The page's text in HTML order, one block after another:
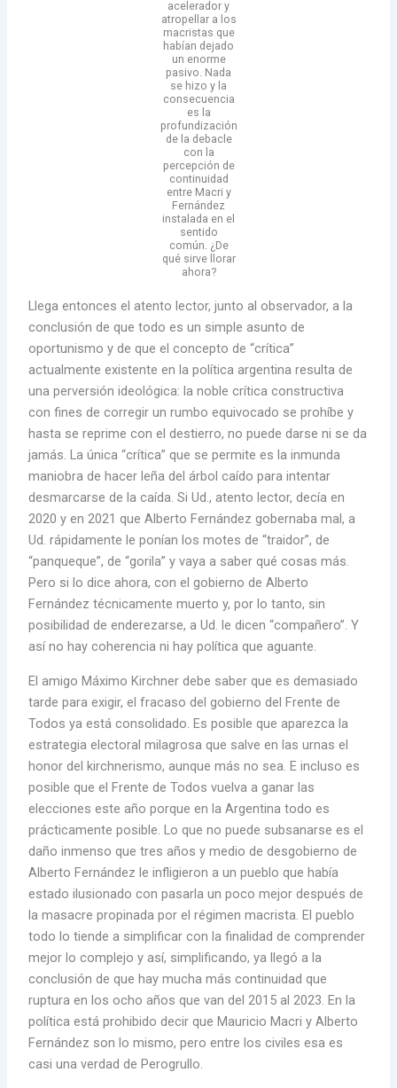
acelerador y
atropellar a los
macristas que
habían dejado
un enorme
pasivo. Nada
se hizo y la
consecuencia
es la
profundización
de la debacle
con la
percepción de
continuidad
entre Macri y
Fernández
instalada en el
sentido
común. ¿De
qué sirve llorar
ahora?
Llega entonces el atento lector, junto al observador, a la
conclusión de que todo es un simple asunto de
oportunismo y de que el concepto de “crítica”
actualmente existente en la política argentina resulta de
una perversión ideológica: la noble crítica constructiva
con fines de corregir un rumbo equivocado se prohíbe y
hasta se reprime con el destierro, no puede darse ni se da
jamás. La única “crítica” que se permite es la inmunda
maniobra de hacer leña del árbol caído para intentar
desmarcarse de la caída. Si Ud., atento lector, decía en
2020 y en 2021 que Alberto Fernández gobernaba mal, a
Ud. rápidamente le ponían los motes de “traidor”, de
“panqueque”, de “gorila” y vaya a saber qué cosas más.
Pero si lo dice ahora, con el gobierno de Alberto
Fernández técnicamente muerto y, por lo tanto, sin
posibilidad de enderezarse, a Ud. le dicen “compañero”. Y
así no hay coherencia ni hay política que aguante.
El amigo Máximo Kirchner debe saber que es demasiado
tarde para exigir, el fracaso del gobierno del Frente de
Todos ya está consolidado. Es posible que aparezca la
estrategia electoral milagrosa que salve en las urnas el
honor del kirchnerismo, aunque más no sea. E incluso es
posible que el Frente de Todos vuelva a ganar las
elecciones este año porque en la Argentina todo es
prácticamente posible. Lo que no puede subsanarse es el
daño inmenso que tres años y medio de desgobierno de
Alberto Fernández le infligieron a un pueblo que había
estado ilusionado con pasarla un poco mejor después de
la masacre propinada por el régimen macrista. El pueblo
todo lo tiende a simplificar con la finalidad de comprender
mejor lo complejo y así, simplificando, ya llegó a la
conclusión de que hay mucha más continuidad que
ruptura en los ocho años que van del 2015 al 2023. En la
política está prohibido decir que Mauricio Macri y Alberto
Fernández son lo mismo, pero entre los civiles esa es
casi una verdad de Perogrullo.